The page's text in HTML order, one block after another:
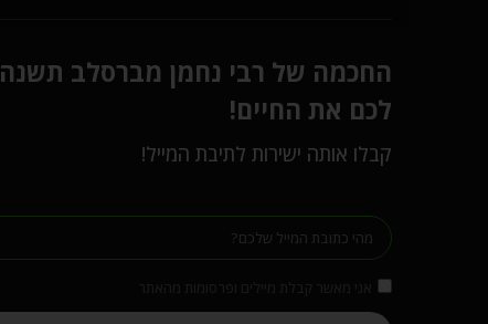
החכמה של רבי נחמן מברסלב תשנה
לכם את החיים!
קבלו אותה ישירות לתיבת המייל!